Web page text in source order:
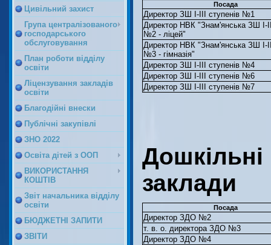
Цивільний захист
Група централізованого
господарського
обслуговування
План роботи відділу
освіти
Ліцензування закладів
освіти
Благодійні внески
Публічні закупівлі
ЗНО 2022
Освіта дітей з ООП
ВИКОРИСТАННЯ
КОШТІВ
Звіт начальника відділу
освіти
БЮДЖЕТНІ ЗАПИТИ
ЗВІТИ
Посада
Директор ЗШ І-ІІІ ступенів №1
Директор НВК "Знам'янська ЗШ І-
№2 - ліцей"
Директор НВК "Знам'янська ЗШ І-
№3 - гімназія"
Директор ЗШ І-ІІІ ступенів №4
Директор ЗШ І-ІІІ ступенів №6
Директор ЗШ І-ІІІ ступенів №7
Дошкільні
заклади
Посада
Директор ЗДО №2
т. в. о. директора ЗДО №3
Директор ЗДО №4